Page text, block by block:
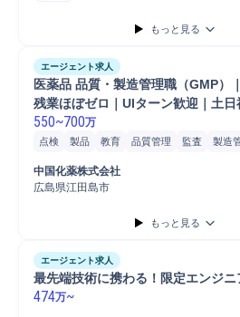
もっと見る
エージェント求人
医薬品 品質・製造管理職（GMP）
残業ほぼゼロ｜UIターン歓迎｜土日
550~700万
点検 製品 教育 品質管理 監査 製造
最終製品試験/出荷判定
QA/Quality Assu...
中国化薬株式会社
広島県江田島市
もっと見る
エージェント求人
最先端技術に携わる！限定エンジ
474万~